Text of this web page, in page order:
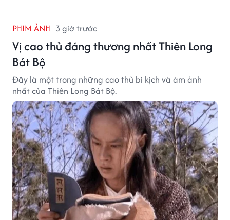
PHIM ẢNH 3 giờ trước
Vị cao thủ đáng thương nhất Thiên Long
Bát Bộ
Đây là một trong những cao thủ bi kịch và ám ảnh
nhất của Thiên Long Bát Bộ.